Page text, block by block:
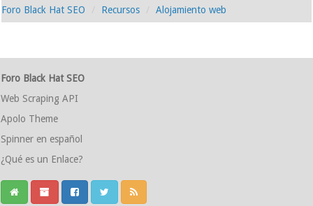
Foro Black Hat SEO Recursos Alojamiento web
Foro Black Hat SEO
Web Scraping API
Apolo Theme
Spinner en español
¿Qué es un Enlace?